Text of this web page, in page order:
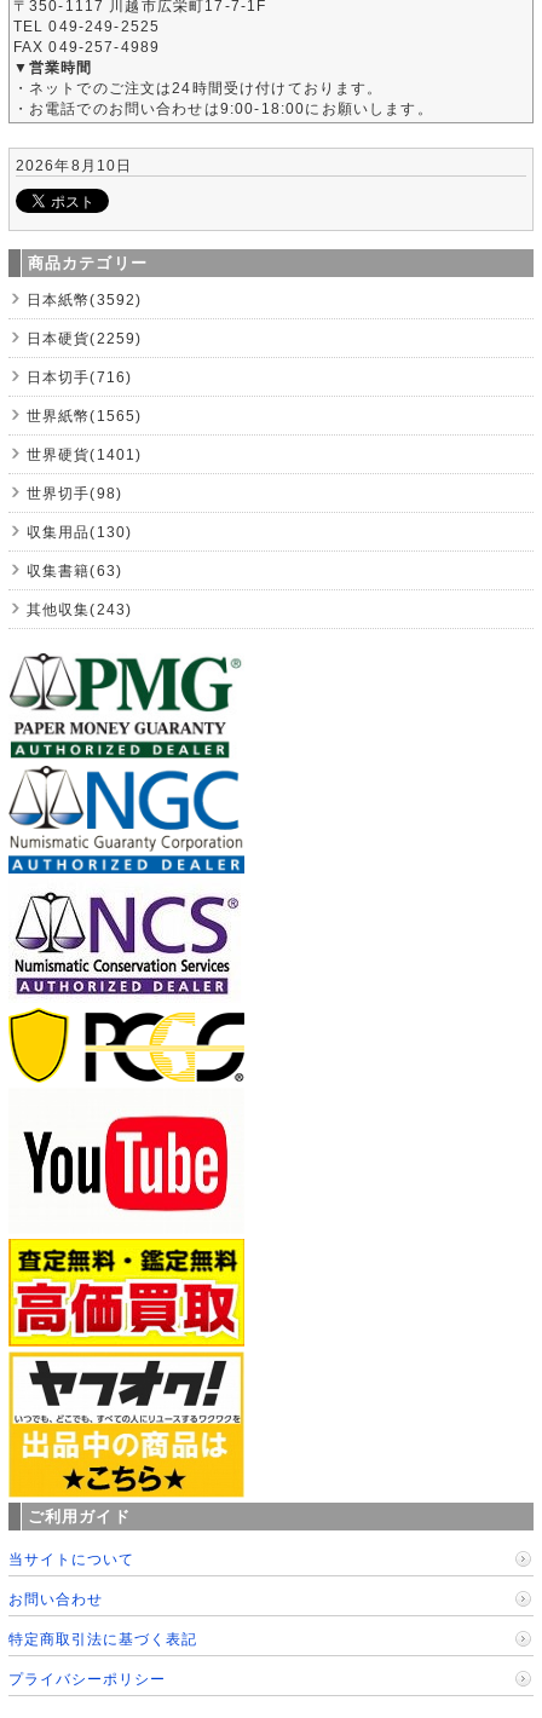
〒350-1117 川越市広栄町17-7-1F
TEL 049-249-2525
FAX 049-257-4989
▼営業時間
・ネットでのご注文は24時間受け付けております。
・お電話でのお問い合わせは9:00-18:00にお願いします。
2026年8月10日
商品カテゴリー
日本紙幣(3592)
日本硬貨(2259)
日本切手(716)
世界紙幣(1565)
世界硬貨(1401)
世界切手(98)
収集用品(130)
収集書籍(63)
其他収集(243)
ご利用ガイド
当サイトについて
お問い合わせ
特定商取引法に基づく表記
プライバシーポリシー